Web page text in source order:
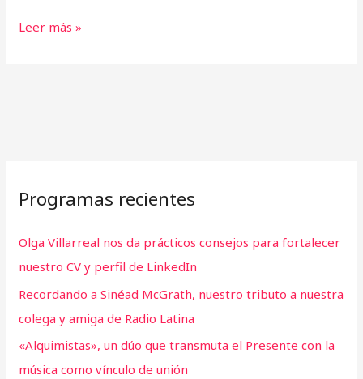
Leer más »
Programas recientes
Olga Villarreal nos da prácticos consejos para fortalecer
nuestro CV y perfil de LinkedIn
Recordando a Sinéad McGrath, nuestro tributo a nuestra
colega y amiga de Radio Latina
«Alquimistas», un dúo que transmuta el Presente con la
música como vínculo de unión